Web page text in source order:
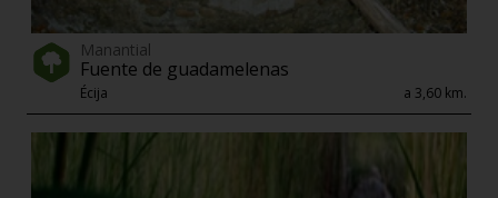
Manantial
Fuente de guadamelenas
Écija a 3,60 km.